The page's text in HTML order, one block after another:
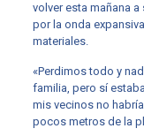
volver esta mañana
por la onda
materiales.
«Perdimos todo y
familia, pero sí
mis vecinos no
pocos metros de la